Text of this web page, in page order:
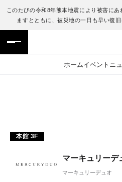
このたびの令和8年熊本地震により被害に
ますとともに、被災地の一日も早い復
ホームイベント ニ
フロアガイド
施設案内・アクセス
ENGLISH
繁体字
本館 3F
マーキュリーデ
マーキュリーデュオ